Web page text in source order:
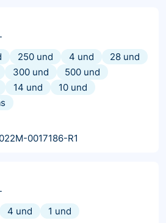
250 und 4 und
28 und
300 und
500 und
14 und
10 und
0017186-R1
4 und
1 und